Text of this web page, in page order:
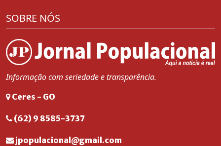
SOBRE NÓS
Informação com seriedade e transparência.
Ceres - GO
(62) 9 8585-3737
jpopulacional@gmail.com